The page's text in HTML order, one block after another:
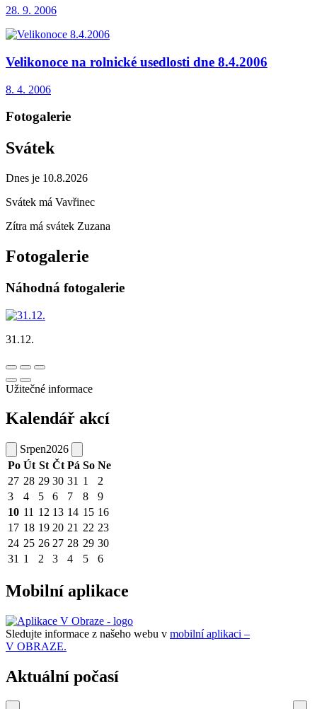
28. 9. 2006
Velikonoce na rolnické usedlosti dne 8.4.2006
8. 4. 2006
Fotogalerie
Svátek
Dnes je 10.8.2026
Svátek má Vavřinec
Zítra má svátek Zuzana
Fotogalerie
Náhodná fotogalerie
31.12.
Užitečné informace
Kalendář akcí
Srpen2026
Po Út St Čt Pá So Ne
27 28 29 30 31 1
2
3
4 5 6 7 8
9
10 11 12 13 14 15 16
17 18 19 20 21 22 23
24 25 26 27 28 29 30
31 1 2 3 4 5 6
Mobilní aplikace
Sledujte informace z našeho webu v mobilní aplikaci –
V OBRAZE.
Aktuální počasí